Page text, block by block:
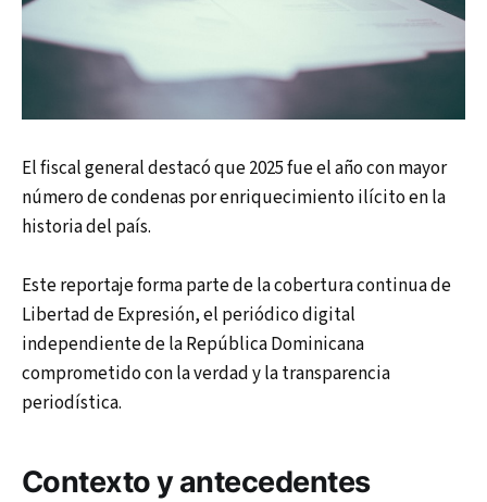
El fiscal general destacó que 2025 fue el año con mayor
número de condenas por enriquecimiento ilícito en la
historia del país.
Este reportaje forma parte de la cobertura continua de
Libertad de Expresión, el periódico digital
independiente de la República Dominicana
comprometido con la verdad y la transparencia
periodística.
Contexto y antecedentes